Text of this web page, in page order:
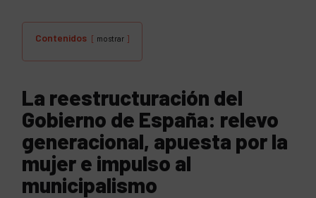
Contenidos mostrar
La reestructuración del
Gobierno de España: relevo
generacional, apuesta por la
mujer e impulso al
municipalismo